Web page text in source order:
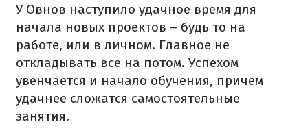
У Овнов наступило удачное время для
начала новых проектов – будь то на
работе, или в личном. Главное не
откладывать все на потом. Успехом
увенчается и начало обучения, причем
удачнее сложатся самостоятельные
занятия.